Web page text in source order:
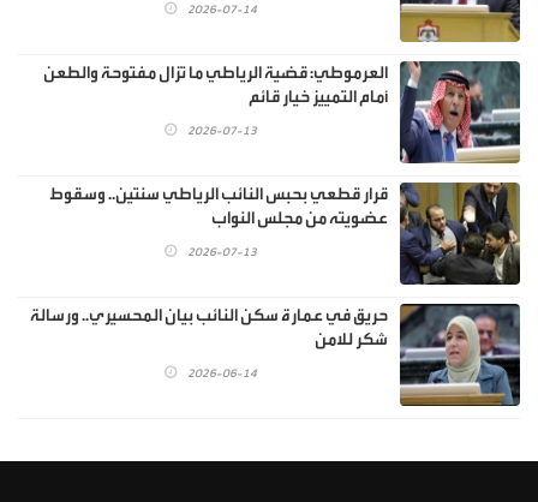
2026-07-14
العرموطي: قضية الرياطي ما تزال مفتوحة والطعن
أمام التمييز خيار قائم
2026-07-13
قرار قطعي بحبس النائب الرياطي سنتين.. وسقوط
عضويته من مجلس النواب
2026-07-13
حريق في عمارة سكن النائب بيان المحسيري.. ورسالة
شكر للامن
2026-06-14